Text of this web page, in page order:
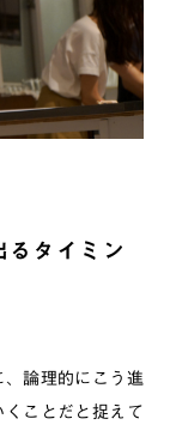
タイミン
、論理的にこう進
ことだと捉えて